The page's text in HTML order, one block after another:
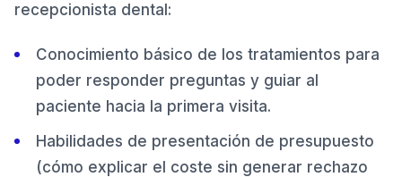
recepcionista dental:
Conocimiento básico de los tratamientos para
poder responder preguntas y guiar al
paciente hacia la primera visita.
Habilidades de presentación de presupuesto
(cómo explicar el coste sin generar rechazo